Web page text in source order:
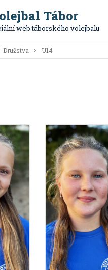
Tábor
web táborského volejbalu
Družstva U14